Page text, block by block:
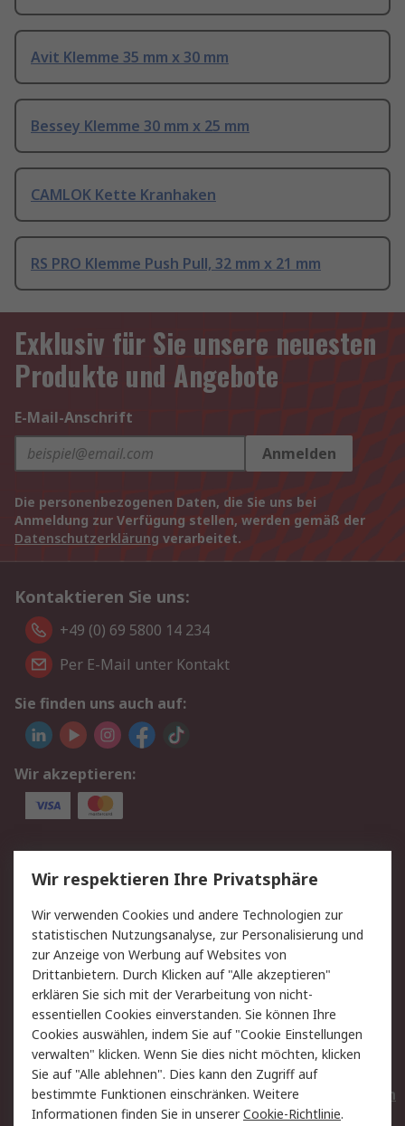
Avit Klemme 35 mm x 30 mm
Bessey Klemme 30 mm x 25 mm
CAMLOK Kette Kranhaken
RS PRO Klemme Push Pull, 32 mm x 21 mm
Exklusiv für Sie unsere neuesten
Produkte und Angebote
E-Mail-Anschrift
Anmelden
Die personenbezogenen Daten, die Sie uns bei
Anmeldung zur Verfügung stellen, werden gemäß der
Datenschutzerklärung verarbeitet.
Kontaktieren Sie uns:
+49 (0) 69 5800 14 234
Per E-Mail unter Kontakt
Sie finden uns auch auf:
Wir akzeptieren:
Service
Value Added Services
Lieferlösungen
Rücksendungen
Kontakt
Hilfe
Privatkunden
Rechtliches
AGB
Datenschutz
Cookie-Richtlinie
Zahlungsbedingungen
Copyright/Impressum
Entsorgung
Elektrogeräte/Batterien
Wir respektieren Ihre Privatsphäre
Wir verwenden Cookies und andere Technologien zur
statistischen Nutzungsanalyse, zur Personalisierung und
zur Anzeige von Werbung auf Websites von
Drittanbietern. Durch Klicken auf "Alle akzeptieren"
erklären Sie sich mit der Verarbeitung von nicht-
essentiellen Cookies einverstanden. Sie können Ihre
Cookies auswählen, indem Sie auf "Cookie Einstellungen
verwalten" klicken. Wenn Sie dies nicht möchten, klicken
Sie auf "Alle ablehnen". Dies kann den Zugriff auf
bestimmte Funktionen einschränken. Weitere
Informationen finden Sie in unsererCookie-Richtlinie.